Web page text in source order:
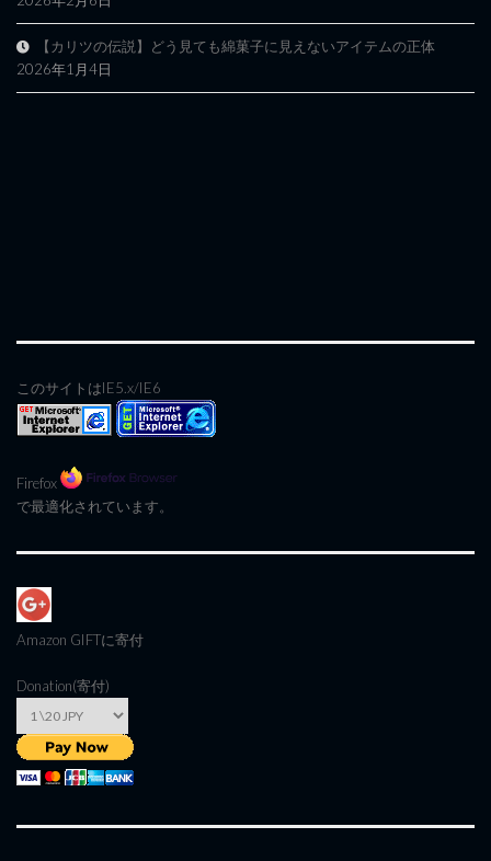
【カリツの伝説】どう見ても綿菓子に見えないアイテムの正体
2026年1月4日
このサイトはIE5.x/IE6
Firefox
で最適化されています。
Amazon GIFTに寄付
Donation(寄付)